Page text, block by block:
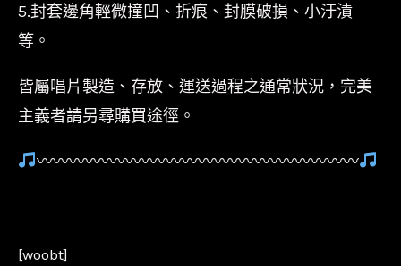
5.封套邊角輕微撞凹、折痕、封膜破損、小汙漬
等。
皆屬唱片製造、存放、運送過程之通常狀況，完美
主義者請另尋購買途徑。
〰〰〰〰〰〰〰〰〰〰〰〰〰〰〰〰〰〰〰〰
[woobt]